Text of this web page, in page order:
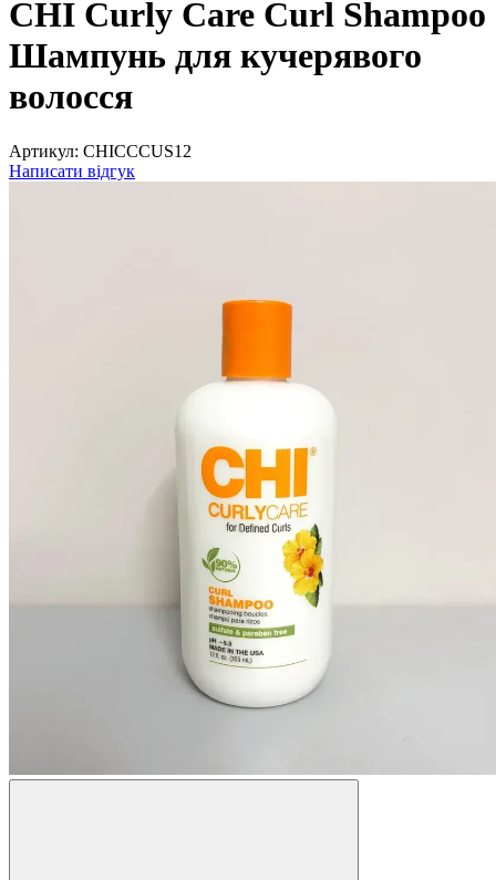
CHI Curly Care Curl Shampoo
Шампунь для кучерявого
волосся
Артикул: CHICCCUS12
Написати відгук